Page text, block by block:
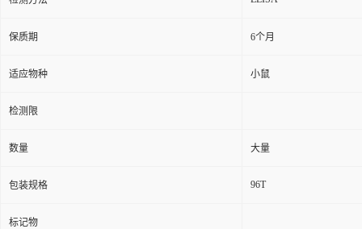
保质期 6个月
适应物种 小鼠
检测限
数量 大量
包装规格 96T
标记物